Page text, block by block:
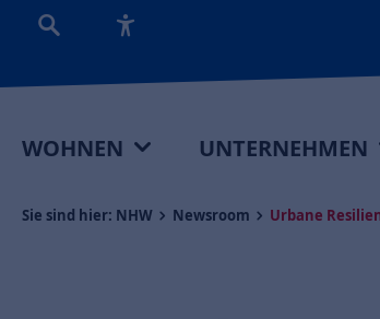
WOHNEN UNTERNEHMEN
Sie sind hier: NHW Newsroom Urbane